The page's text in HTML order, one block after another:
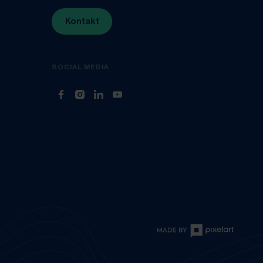
Kontakt
SOCIAL MEDIA
(Öffnet in neuem Tab)
(Öffnet in neuem Tab)
(Öffnet in neuem Tab)
(Öffnet in neuem Tab)